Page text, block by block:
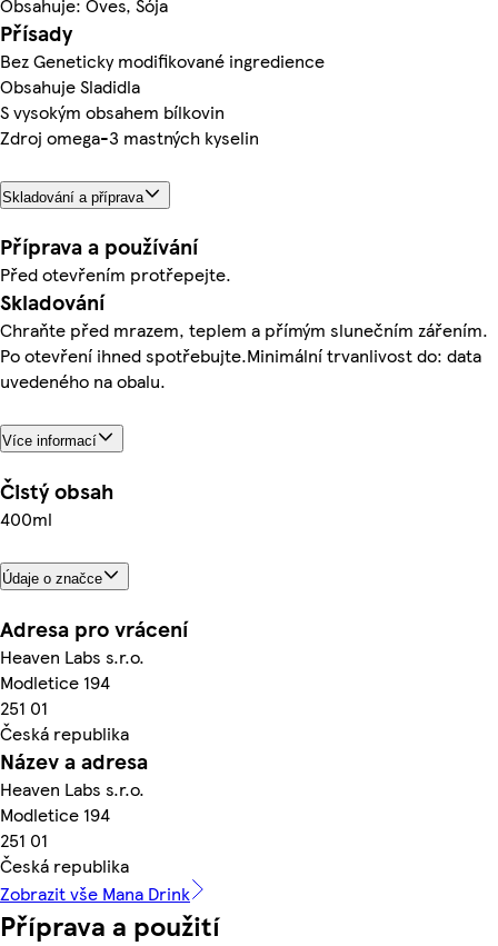
Přísady
Bez Geneticky modifikované ingredience
Obsahuje Sladidla
S vysokým obsahem bílkovin
Zdroj omega-3 mastných kyselin
Skladování a příprava
Příprava a používání
Před otevřením protřepejte.
Skladování
Chraňte před mrazem, teplem a přímým slunečním zářením.
Po otevření ihned spotřebujte.Minimální trvanlivost do: data
uvedeného na obalu.
Více informací
Čistý obsah
400ml
Údaje o značce
Adresa pro vrácení
Heaven Labs s.r.o.
Modletice 194
251 01
Česká republika
Název a adresa
Heaven Labs s.r.o.
Modletice 194
251 01
Česká republika
Zobrazit vše Mana Drink
Příprava a použití